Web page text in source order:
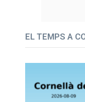
EL TEMPS A